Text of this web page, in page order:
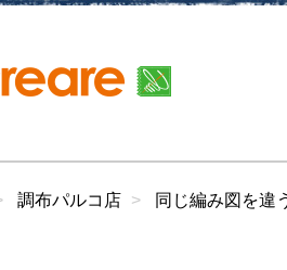
調布パルコ店 同じ編み図を違